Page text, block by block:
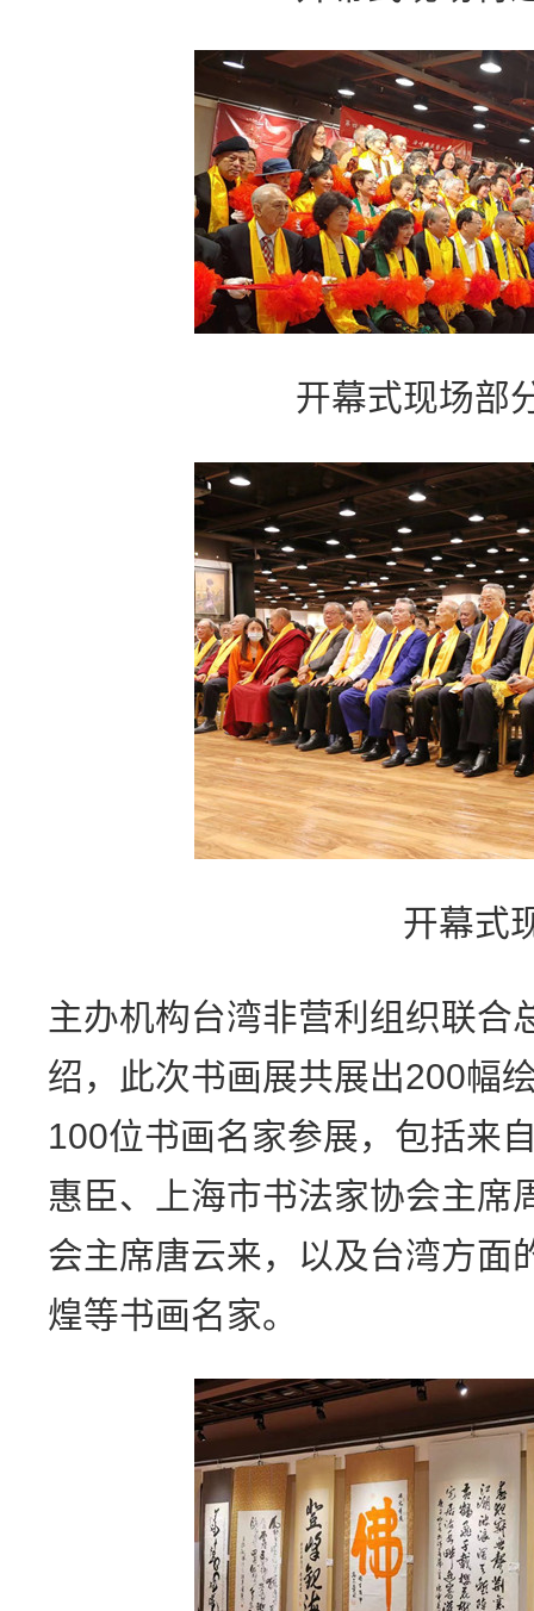
开幕式现场部
开幕式
主办机构台湾非营利组织联合
绍，此次书画展共展出200幅
100位书画名家参展，包括来
惠臣、上海市书法家协会主席
会主席唐云来，以及台湾方面
煌等书画名家。